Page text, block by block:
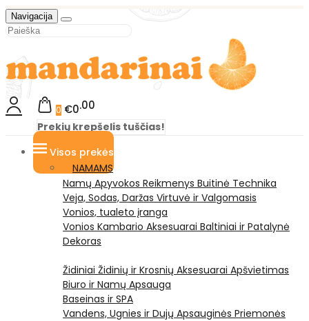
Navigacija
0 €0 00
Prekių krepšelis tuščias!
Visos prekės
NAMAMS
Namų Apyvokos Reikmenys Buitinė Technika
Veja, Sodas, Daržas Virtuvė ir Valgomasis
Vonios, tualeto įranga
Vonios Kambario Aksesuarai Baltiniai ir Patalynė
Dekoras
Židiniai Židinių ir Krosnių Aksesuarai Apšvietimas
Biuro ir Namų Apsauga
Baseinas ir SPA
Vandens, Ugnies ir Dujų Apsauginės Priemonės